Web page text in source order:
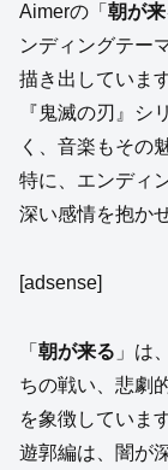
Aimerの「 朝が
ンディングテー
描き出しています
『鬼滅の刃』シ
く、音楽もその
特に、エンディ
深い感情を抱か
[adsense]
「 朝が来る 」は
ちの戦い、悲劇
を象徴しています
遊郭編は、闇が